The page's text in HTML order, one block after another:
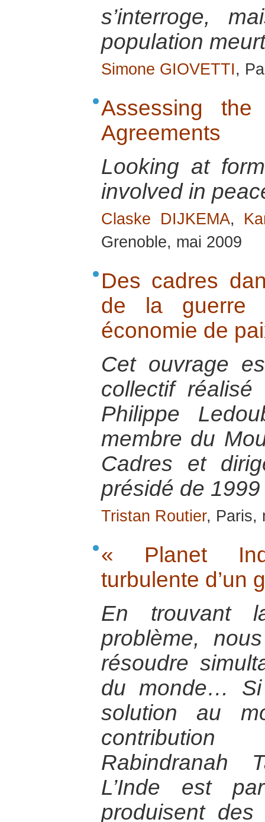
s’interroge,
population
Simone GIOVETTI,
Assessing
Agreements
Looking at
involved in
Claske DIJKEMA,
Grenoble, mai 2009
Des cadres
de la guerre
économie de
Cet ouvrage
collectif
Philippe
membre du
Cadres et
présidé de
Tristan Routier, Paris,
« Planet
turbulente d’un
En trouvant
problème,
résoudre
du monde… Si
solution au
contribution
Rabindranah
L’Inde est
produisent